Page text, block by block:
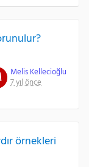
Melis Kellecioğlu
7 yıl önce
örnekleri